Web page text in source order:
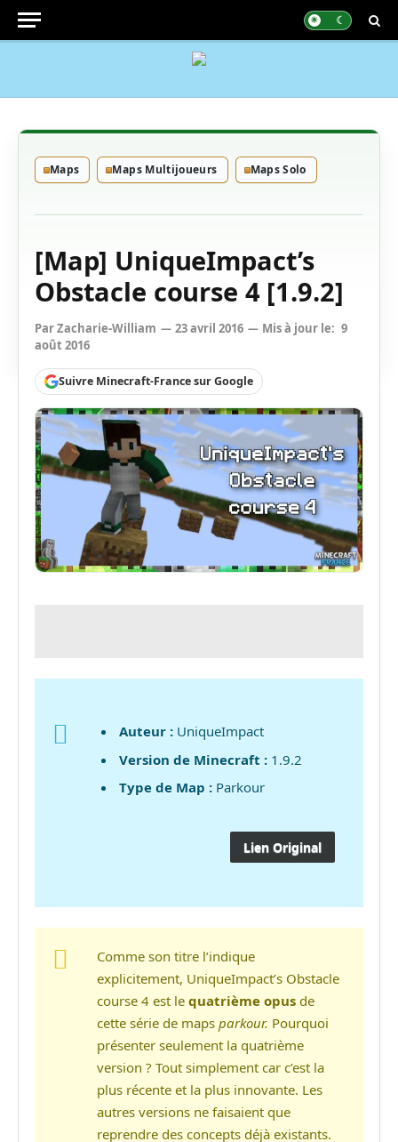
Maps Maps Multijoueurs Maps Solo
[Map] UniqueImpact’s
Obstacle course 4 [1.9.2]
ParZacharie-William 23 avril 2016 Mis à jour le: 9
août 2016
Suivre Minecraft-France sur Google
Auteur : UniqueImpact
Version de Minecraft : 1.9.2
Type de Map : Parkour
Lien Original
Comme son titre l’indique
explicitement, UniqueImpact’s Obstacle
course 4 est le quatrième opus de
cette série de maps parkour. Pourquoi
présenter seulement la quatrième
version ? Tout simplement car c’est la
plus récente et la plus innovante. Les
autres versions ne faisaient que
reprendre des concepts déjà existants.